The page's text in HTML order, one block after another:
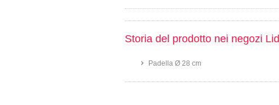
Storia del prodotto nei negozi Lidl
Padella Ø 28 cm